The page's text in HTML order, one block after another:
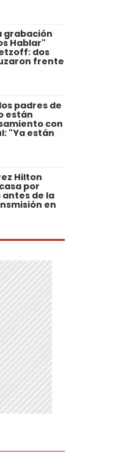
grabación
Hablar"
dos
frente
padres de
están
con
"Ya están
Hilton
por
de la
en